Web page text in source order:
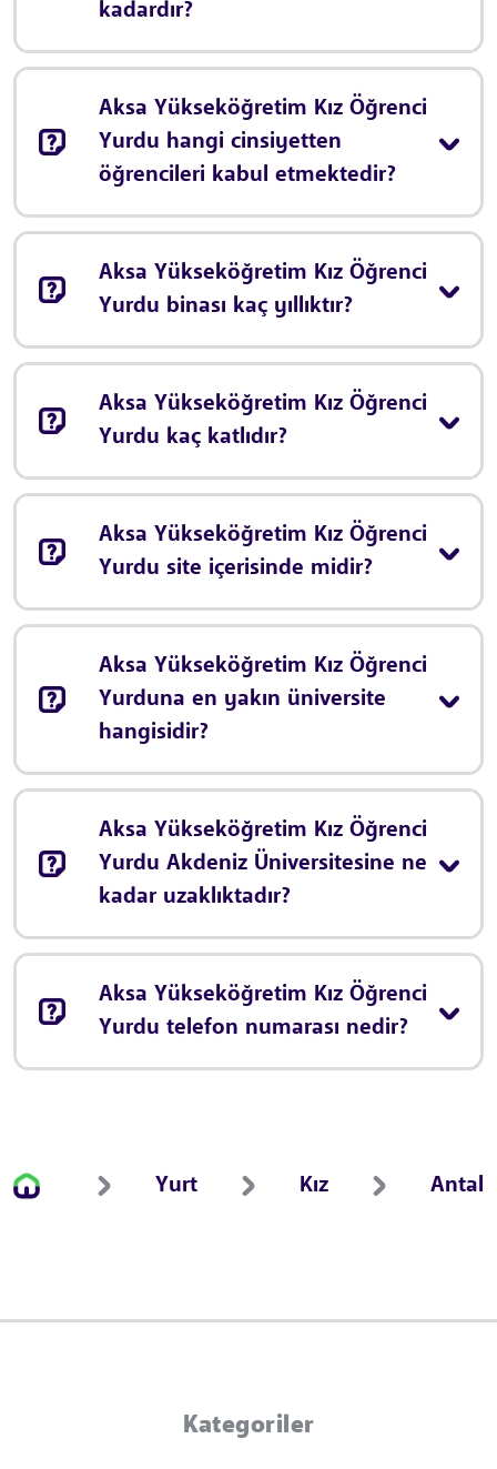
kadardır?
Aksa Yükseköğretim Kız Öğrenci
Yurdu hangi cinsiyetten
öğrencileri kabul etmektedir?
Aksa Yükseköğretim Kız Öğrenci
Yurdu binası kaç yıllıktır?
Aksa Yükseköğretim Kız Öğrenci
Yurdu kaç katlıdır?
Aksa Yükseköğretim Kız Öğrenci
Yurdu site içerisinde midir?
Aksa Yükseköğretim Kız Öğrenci
Yurduna en yakın üniversite
hangisidir?
Aksa Yükseköğretim Kız Öğrenci
Yurdu Akdeniz Üniversitesine ne
kadar uzaklıktadır?
Aksa Yükseköğretim Kız Öğrenci
Yurdu telefon numarası nedir?
Yurt Kız
Kategoriler